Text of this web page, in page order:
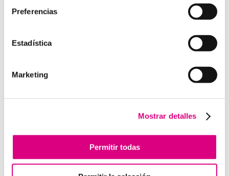
Preferencias
Estadística
Marketing
Mostrar detalles
Permitir todas
para publicar un
comentario.
Telefonía virtual para el trabajo remoto: comunícate